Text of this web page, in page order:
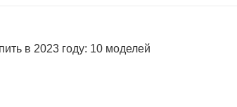
в 2023 году: 10 моделей